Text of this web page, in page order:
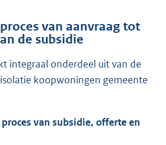
van aanvraag tot
de subsidie
integraal onderdeel uit van de
isolatie koopwoningen gemeente
van subsidie, offerte en